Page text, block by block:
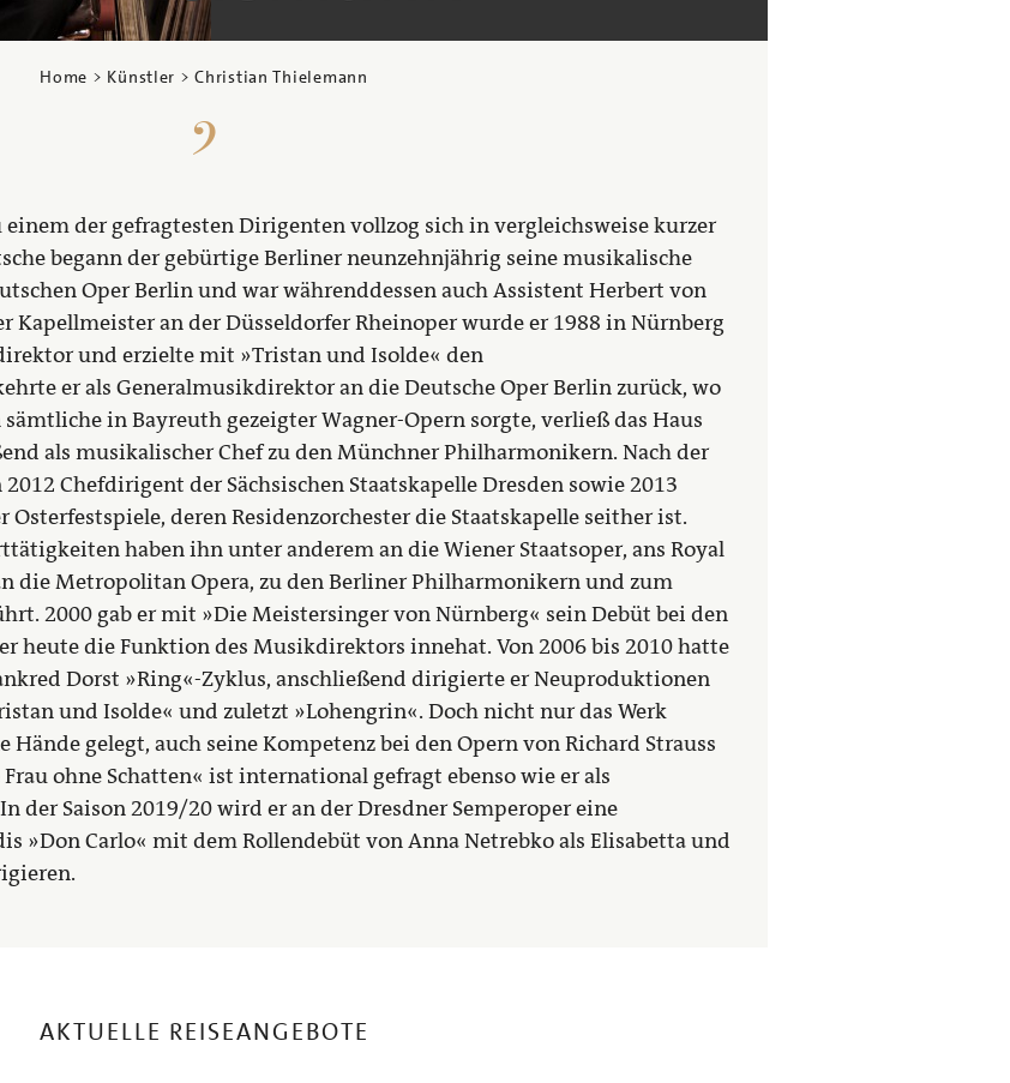
Home > Künstler > Christian Thielemann
der gefragtesten Dirigenten vollzog sich in vergleichsweise kurzer
begann der gebürtige Berliner neunzehnjährig seine musikalische
Oper Berlin und war währenddessen auch Assistent Herbert von
Kapellmeister an der Düsseldorfer Rheinoper wurde er 1988 in Nürnberg
und erzielte mit »Tristan und Isolde« den
er als Generalmusikdirektor an die Deutsche Oper Berlin zurück, wo
in Bayreuth gezeigter Wagner-Opern sorgte, verließ das Haus
als musikalischer Chef zu den Münchner Philharmonikern. Nach der
Chefdirigent der Sächsischen Staatskapelle Dresden sowie 2013
Osterfestspiele, deren Residenzorchester die Staatskapelle seither ist.
haben ihn unter anderem an die Wiener Staatsoper, ans Royal
die Metropolitan Opera, zu den Berliner Philharmonikern und zum
2000 gab er mit »Die Meistersinger von Nürnberg« sein Debüt bei den
heute die Funktion des Musikdirektors innehat. Von 2006 bis 2010 hatte
Dorst »Ring«-Zyklus, anschließend dirigierte er Neuproduktionen
und Isolde« und zuletzt »Lohengrin«. Doch nicht nur das Werk
gelegt, auch seine Kompetenz bei den Opern von Richard Strauss
ohne Schatten« ist international gefragt ebenso wie er als
der Saison 2019/20 wird er an der Dresdner Semperoper eine
»Don Carlo« mit dem Rollendebüt von Anna Netrebko als Elisabetta und
AKTUELLE REISEANGEBOTE